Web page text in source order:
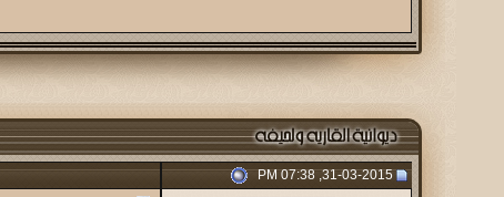
31-03-2015, 07:38 PM